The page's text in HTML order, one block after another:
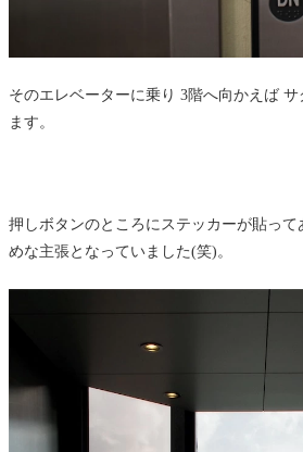
そのエレベーターに乗り 3階へ向かえば
ます。
押しボタンのところにステッカーが貼って
めな主張となっていました(笑)。